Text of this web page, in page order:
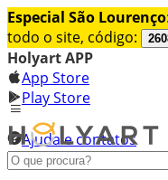
Especial São Lourenço:
todo o site, código:
Holyart APP
App Store
Play Store
Ajuda e contatos
Conheça premium